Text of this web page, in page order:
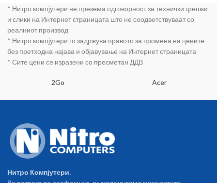
* Нитро компјутери не презема одговорност за технички грешки
и слики на Интернет страницата што не соодветствуваат со
реалниот производ
* Нитро компјутери го задржува правото за промена на цените
без претходна најава и објавување на Интернет страницата
* Сите цени се изразени со пресметан ДДВ
2Go Acer
Нитро Компјутери.